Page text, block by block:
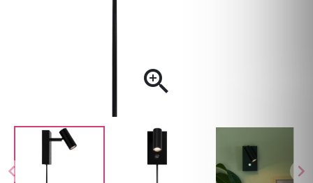
chevron_left chevron_right
